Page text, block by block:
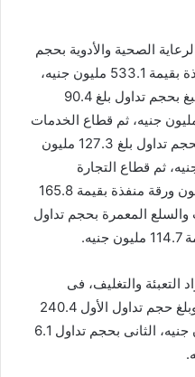
الصحية والأدوية بحجم
تداول بلغ 470.2 مليون ورقة منفذة بقيمة 533.1 مليون جنيه،
ثم قطاع الأغذية والمشروبات والتبغ بحجم تداول بلغ 90.4
ورقة منفذة بقيمة 354.7 مليون جنيه، ثم قطاع الخدمات
والمنتجات الصناعية والسيارات بحجم تداول بلغ 127.3 مليون
282.5 مليون جنيه، ثم قطاع التجارة
والموزعون بحجم تداول 85.4 مليون ورقة منفذة بقيمة 165.8
المعمرة بحجم تداول
التعبئة والتغليف، فى
المركزين الأخيرين على التوالى، وبلغ حجم تداول الأول 240.4
ألف ورقة منفذة بقيمة 7.2 مليون جنيه، الثانى بحجم تداول 6.1